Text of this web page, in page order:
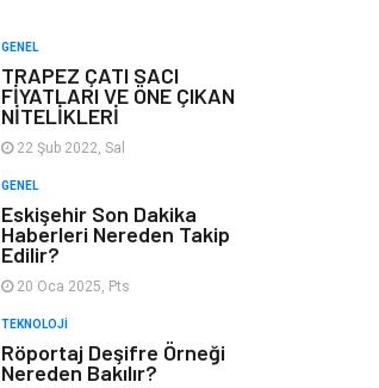
GENEL
TRAPEZ ÇATI SACI
FİYATLARI VE ÖNE ÇIKAN
NİTELİKLERİ
22 Şub 2022, Sal
GENEL
Eskişehir Son Dakika
Haberleri Nereden Takip
Edilir?
20 Oca 2025, Pts
TEKNOLOJI
Röportaj Deşifre Örneği
Nereden Bakılır?